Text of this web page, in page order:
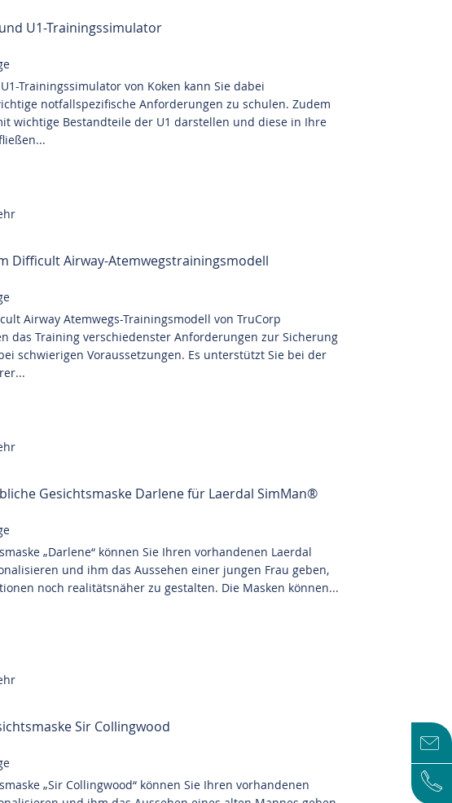
U1-Trainingssimulator
Trainingssimulator von Koken kann Sie dabei
notfallspezifische Anforderungen zu schulen. Zudem
wichtige Bestandteile der U1 darstellen und diese in Ihre
Difficult Airway-Atemwegstrainingsmodell
Airway Atemwegs-Trainingsmodell von TruCorp
das Training verschiedenster Anforderungen zur Sicherung
schwierigen Voraussetzungen. Es unterstützt Sie bei der
Gesichtsmaske Darlene für Laerdal SimMan®
„Darlene“ können Sie Ihren vorhandenen Laerdal
und ihm das Aussehen einer jungen Frau geben,
noch realitätsnäher zu gestalten. Die Masken können...
Sir Collingwood
„Sir Collingwood“ können Sie Ihren vorhandenen